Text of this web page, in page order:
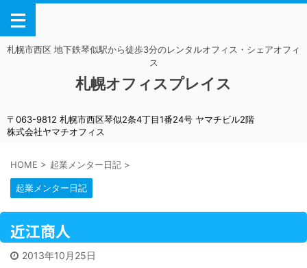
札幌市西区 地下鉄琴似駅から徒歩3分のレンタルオフィス・シェアオフィ
ス
札幌オフィスプレイス
〒063-9812 札幌市西区琴似2条4丁目1番24号 ヤマチビル2階
株式会社ヤマチオフィス
HOME > 起業メンター日記 >
起業メンター日記
近江商人
2013年10月25日